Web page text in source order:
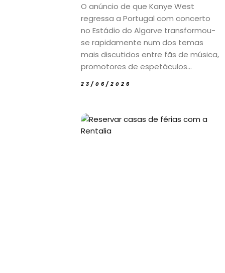
O anúncio de que Kanye West
regressa a Portugal com concerto
no Estádio do Algarve transformou-
se rapidamente num dos temas
mais discutidos entre fãs de música,
promotores de espetáculos...
23/06/2026